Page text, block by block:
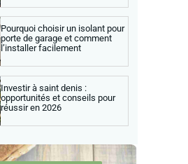
Pourquoi choisir un isolant pour
porte de garage et comment
l’installer facilement
Investir à saint denis :
opportunités et conseils pour
réussir en 2026